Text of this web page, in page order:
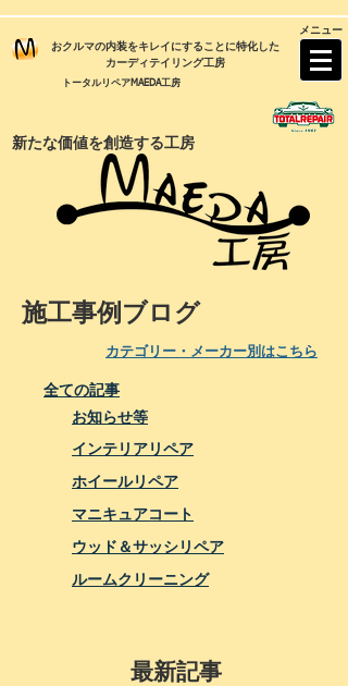
メニュー
おクルマの内装をキレイにすることに特化した
カーディテイリング工房
トータルリペアMAEDA工房
新たな価値を創造する工房
施工事例ブログ
​カテゴリー・メーカー別はこちら
全ての記事
お知らせ等
インテリアリペア
ホイールリペア
マニキュアコート
ウッド＆サッシリペア
ルームクリーニング
最新記事